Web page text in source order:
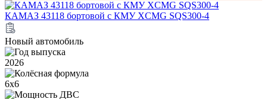
КАМАЗ 43118 бортовой с КМУ XCMG SQS300-4
Новый автомобиль
2026
6х6